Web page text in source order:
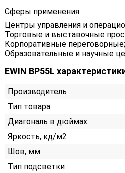
Сферы применения:
Центры управления и
Торговые и выставочные
Корпоративные переговорные;
Образовательные и научные
EWIN BP55L
Производитель
Тип товара
Диагональ в дюймах
Яркость, кд/м2
Шов, мм
Тип подсветки